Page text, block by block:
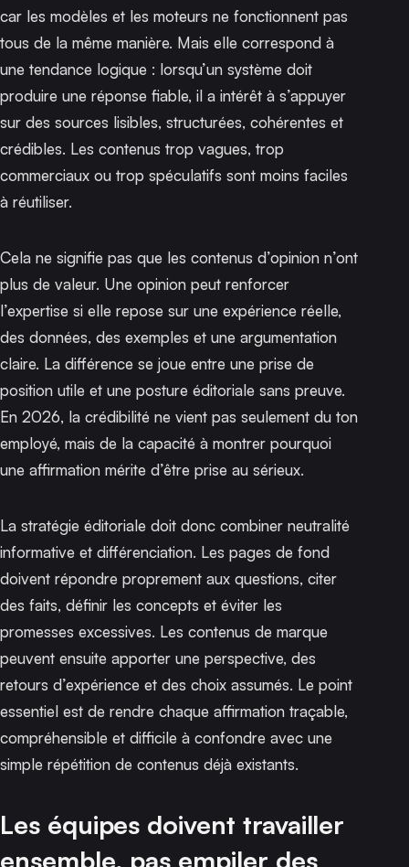
car les modèles et les moteurs ne fonctionnent pas
tous de la même manière. Mais elle correspond à
une tendance logique : lorsqu’un système doit
produire une réponse fiable, il a intérêt à s’appuyer
sur des sources lisibles, structurées, cohérentes et
crédibles. Les contenus trop vagues, trop
commerciaux ou trop spéculatifs sont moins faciles
à réutiliser.
Cela ne signifie pas que les contenus d’opinion n’ont
plus de valeur. Une opinion peut renforcer
l’expertise si elle repose sur une expérience réelle,
des données, des exemples et une argumentation
claire. La différence se joue entre une prise de
position utile et une posture éditoriale sans preuve.
En 2026, la crédibilité ne vient pas seulement du ton
employé, mais de la capacité à montrer pourquoi
une affirmation mérite d’être prise au sérieux.
La stratégie éditoriale doit donc combiner neutralité
informative et différenciation. Les pages de fond
doivent répondre proprement aux questions, citer
des faits, définir les concepts et éviter les
promesses excessives. Les contenus de marque
peuvent ensuite apporter une perspective, des
retours d’expérience et des choix assumés. Le point
essentiel est de rendre chaque affirmation traçable,
compréhensible et difficile à confondre avec une
simple répétition de contenus déjà existants.
Les équipes doivent travailler
ensemble, pas empiler des